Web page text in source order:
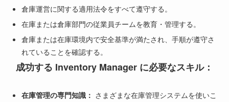
倉庫運営に関する適用法令をすべて遵守する。
在庫または倉庫部門の従業員チームを教育・管理する。
倉庫または在庫環境内で安全基準が満たされ、手順が遵守さ
れていることを確認する。
成功する Inventory Manager に必要なスキル：
在庫管理の専門知識： さまざまな在庫管理システムを使いこ